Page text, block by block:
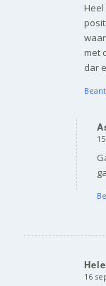
met
dar
16